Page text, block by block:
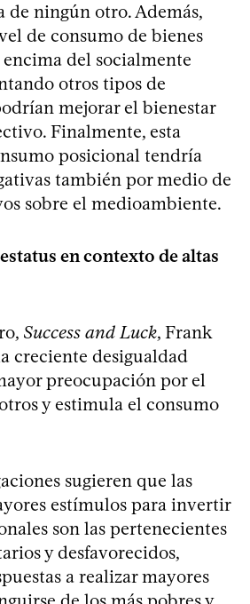
de ningún otro. Además,
de consumo de bienes
del socialmente
otros tipos de
mejorar el bienestar
Finalmente, esta
posicional tendría
también por medio de
sobre el medioambiente.
en contexto de altas
Success and Luck, Frank
creciente desigualdad
preocupación por el
y estimula el consumo
sugieren que las
estímulos para invertir
son las pertenecientes
y desfavorecidos,
a realizar mayores